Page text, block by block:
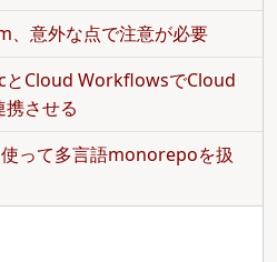
、意外な点で注意が必要
とCloud WorkflowsでCloud
させる
って多言語monorepoを扱